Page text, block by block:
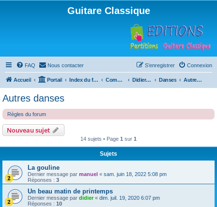
Guitare Classique
FAQ Nous contacter Connexion
S’enregistrer
Accueil Portail Index du forum Compositions Didierland Danses Autres danses
Autres danses
Règles du forum
Nouveau sujet
14 sujets • Page 1 sur 1
Sujets
La gouline
Dernier message par manuel « sam. juin 18, 2022 5:08 pm
Réponses : 3
Un beau matin de printemps
Dernier message par didier« dim. juil. 19, 2020 6:07 pm
Réponses : 10